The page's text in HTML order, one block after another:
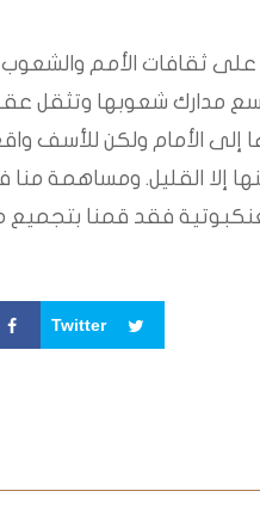
على ثقافات الأمم
مدارك شعوبها وتثقل
إلى الأمام ولكن للأسف
إلا القليل. ومساهمة منا
فقد قمنا بتجميع
Twitter